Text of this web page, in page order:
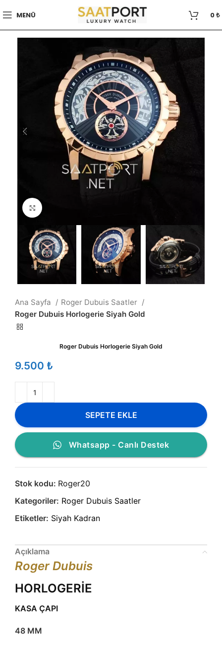
MENÜ 0₺
Ana Sayfa
Roger Dubuis Saatler
Roger Dubuis Horlogerie Siyah Gold
Roger Dubuis Horlogerie Siyah Gold
₺
SEPETE EKLE
Whatsapp - Canlı Destek
Stok kodu: Roger20
Kategoriler: Roger Dubuis Saatler
Etiketler: Siyah Kadran
Açıklama
Roger Dubuis
HORLOGERİE
KASA ÇAPI
48 MM